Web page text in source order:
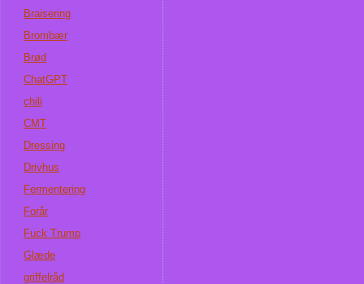
Braisering
Brombær
Brød
ChatGPT
chili
CMT
Dressing
Drivhus
Fermentering
Forår
Fuck Trump
Glæde
griffelråd